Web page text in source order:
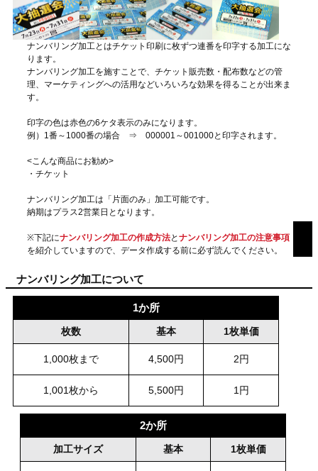
ナンバリング加工とはチケット印刷に枚ずつ連番を印字する加工にな
ります。
ナンバリング加工を施すことで、チケット販売数・配布数などの管
理、マーケティングへの活用などいろいろな効果を得ることが出来ま
す。
印字の色は赤色の6ケタ表示のみになります。
例）1番～1000番の場合 ⇒ 000001～001000と印字されます。
<こんな商品にお勧め>
・チケット
ナンバリング加工は「片面のみ」加工可能です。
納期はプラス2営業日となります。
※下記にナンバリング加工の作成方法とナンバリング加工の注意事項
を紹介していますので、データ作成する前に必ず読んでください。
ナンバリング加工について
1か所
枚数 基本 1枚単価
1,000枚まで 4,500円 2円
1,001枚から 5,500円 1円
2か所
加工サイズ 基本 1枚単価